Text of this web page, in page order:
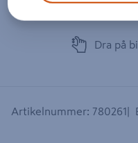
Dra på
Artikelnummer: 780261